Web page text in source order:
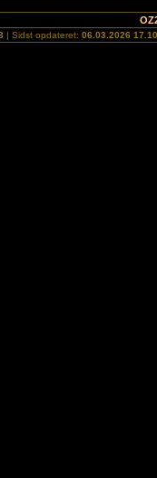
| Sidst opdateret: 06.03.2026 17.10